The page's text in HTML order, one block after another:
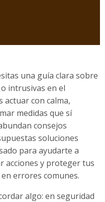
una guía clara sobre
intrusivas en el
con calma,
medidas que sí
consejos
soluciones
para ayudarte a
acciones y proteger tus
errores comunes.
algo: en seguridad